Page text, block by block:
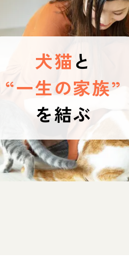
犬猫と
“一生の家族”
を結ぶ